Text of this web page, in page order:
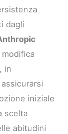
dagli
modifica
, in
iniziale
scelta
abitudini